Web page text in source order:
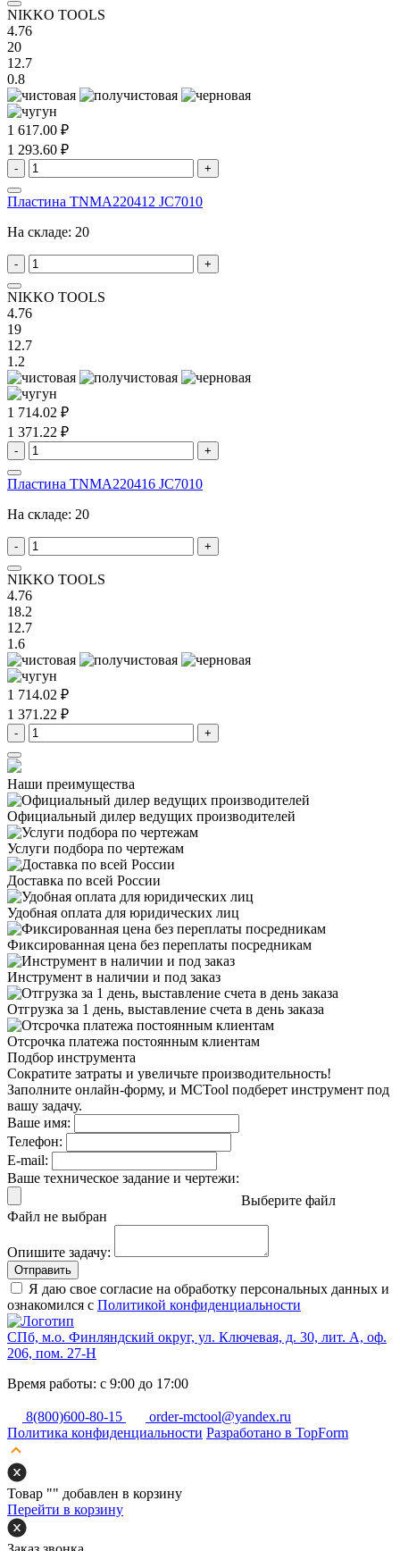
NIKKO TOOLS
4.76
20
12.7
0.8
1 617.00 ₽
1 293.60 ₽
- +
Пластина TNMA220412 JC7010
На складе: 20
- +
NIKKO TOOLS
4.76
19
12.7
1.2
1 714.02 ₽
1 371.22 ₽
- +
Пластина TNMA220416 JC7010
На складе: 20
- +
NIKKO TOOLS
4.76
18.2
12.7
1.6
1 714.02 ₽
1 371.22 ₽
- +
Наши преимущества
Официальный дилер ведущих производителей
Услуги подбора по чертежам
Доставка по всей России
Удобная оплата для юридических лиц
Фиксированная цена без переплаты посредникам
Инструмент в наличии и под заказ
Отгрузка за 1 день, выставление счета в день заказа
Отсрочка платежа постоянным клиентам
Подбор инструмента
Сократите затраты и увеличьте производительность!
Заполните онлайн-форму, и MCTool подберет инструмент под
вашу задачу.
Ваше имя:
Телефон:
E-mail:
Ваше техническое задание и чертежи:
Выберите файл
Файл не выбран
Опишите задачу:
Отправить
Я даю свое согласие на обработку персональных данных и
ознакомился с Политикой конфиденциальности
СПб, м.о. Финляндский округ, ул. Ключевая, д. 30, лит. А, оф.
206, пом. 27-Н
Время работы: с 9:00 до 17:00
8(800)600-80-15
order-mctool@yandex.ru
Политика конфиденциальности Разработано в TopForm
Товар "" добавлен в корзину
Перейти в корзину